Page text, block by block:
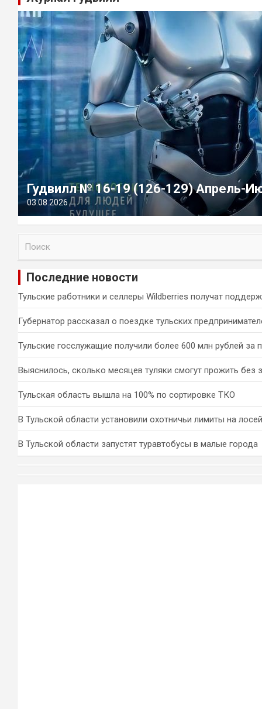
Гудвилл № 16-19 (126-129) Апрель-
03.08.2026
и
Последние новости
Тульские работники и селлеры Wildberries получат
Губернатор рассказал о поездке тульских
Тульские госслужащие получили более 600 млн рублей за
Выяснилось, сколько месяцев туляки смогут прожить без
Тульская область вышла на 100% по сортировке ТКО
В Тульской области установили охотничьи лимиты на
В Тульской области запустят туравтобусы в малые города